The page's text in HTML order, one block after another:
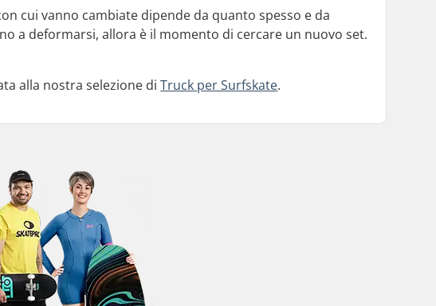
cui vanno cambiate dipende da quanto spesso e da
a deformarsi, allora è il momento di cercare un nuovo set.
alla nostra selezione diTruck per Surfskate.